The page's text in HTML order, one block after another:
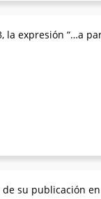
la expresión “…a
su publicación